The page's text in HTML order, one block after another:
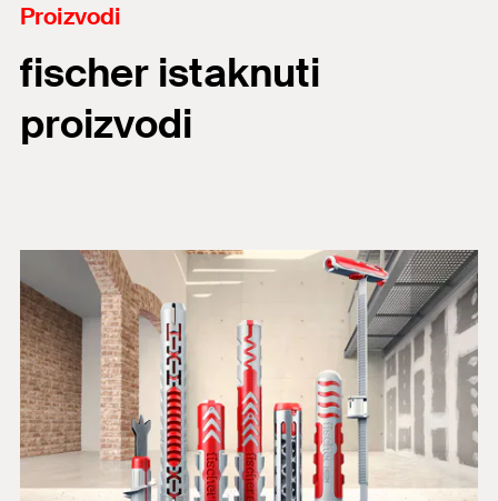
Proizvodi
fischer istaknuti
proizvodi